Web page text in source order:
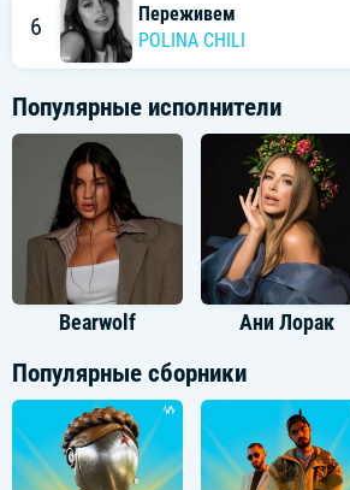
6
Переживем
POLINA CHILI
Популярные исполнители
Bearwolf Ани Лорак
Популярные сборники